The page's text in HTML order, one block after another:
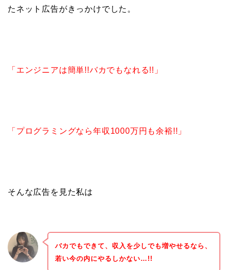
たネット広告がきっかけでした。
「エンジニアは簡単!!バカでもなれる!!」
「プログラミングなら年収1000万円も余裕!!」
そんな広告を見た私は
バカでもできて、収入を少しでも増やせるなら、
若い今の内にやるしかない…!!